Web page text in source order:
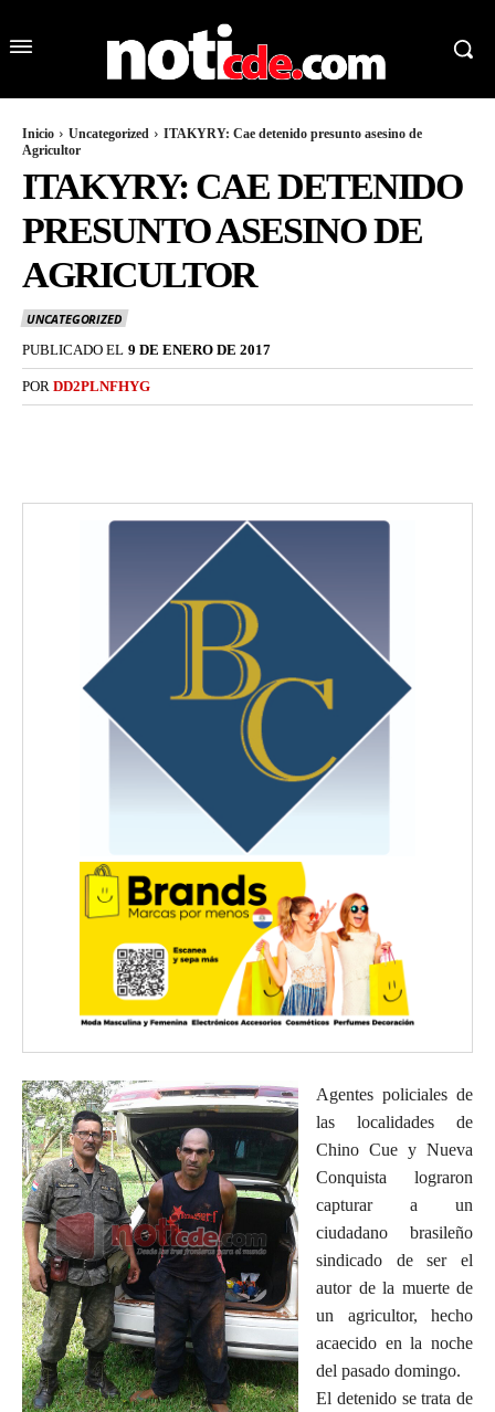
Inicio Uncategorized
ITAKYRY: Cae detenido presunto asesino de
Agricultor
ITAKYRY: CAE DETENIDO
PRESUNTO ASESINO DE
AGRICULTOR
UNCATEGORIZED
PUBLICADO EL 9 DE ENERO DE 2017
POR DD2PLNFHYG
Agentes policiales de
las localidades de
Chino Cue y Nueva
Conquista lograron
capturar a un
ciudadano brasileño
sindicado de ser el
autor de la muerte de
un agricultor, hecho
acaecido en la noche
del pasado domingo.
El detenido se trata de